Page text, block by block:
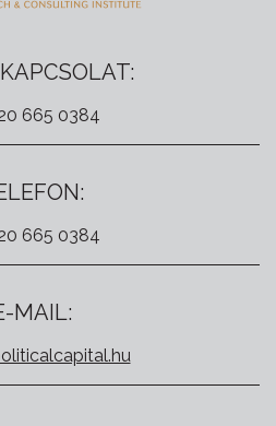
665 0384
665 0384
MAIL: